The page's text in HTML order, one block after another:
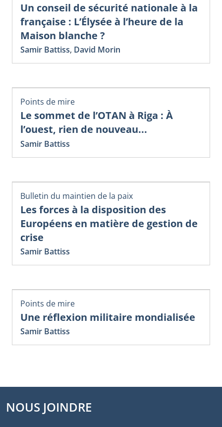
Un conseil de sécurité nationale à la
française : L’Élysée à l’heure de la
Maison blanche ?
Samir Battiss, David Morin
Points de mire
Le sommet de l’OTAN à Riga : À
l’ouest, rien de nouveau...
Samir Battiss
Bulletin du maintien de la paix
Les forces à la disposition des
Européens en matière de gestion de
crise
Samir Battiss
Points de mire
Une réflexion militaire mondialisée
Samir Battiss
NOUS JOINDRE